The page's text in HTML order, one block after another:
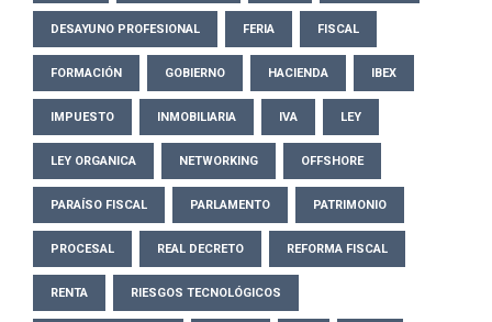
DESAYUNO PROFESIONAL FERIA FISCAL
FORMACIÓN GOBIERNO HACIENDA IBEX
IMPUESTO INMOBILIARIA IVA LEY
LEY ORGANICA NETWORKING OFFSHORE
PARAÍSO FISCAL PARLAMENTO PATRIMONIO
PROCESAL REAL DECRETO REFORMA FISCAL
RENTA RIESGOS TECNOLÓGICOS